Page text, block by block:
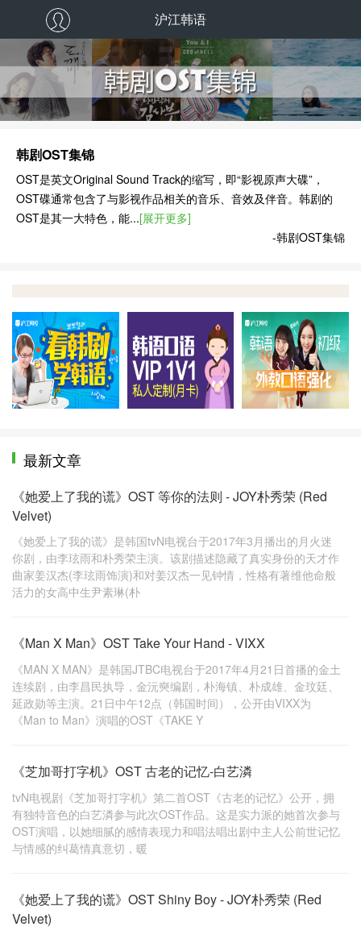
沪江韩语
韩剧OST集锦
OST是英文Original Sound Track的缩写，即“影视原声大碟”，
OST碟通常包含了与影视作品相关的音乐、音效及伴音。韩剧的
OST是其一大特色，能...[展开更多]
-韩剧OST集锦
让韩语口语华丽蜕变！
最新文章
《她爱上了我的谎》OST 等你的法则 - JOY朴秀荣 (Red
Velvet)
《她爱上了我的谎》是韩国tvN电视台于2017年3月播出的月火迷
你剧，由李玹雨和朴秀荣主演。该剧描述隐藏了真实身份的天才作
曲家姜汉杰(李玹雨饰演)和对姜汉杰一见钟情，性格有著维他命般
活力的女高中生尹素琳(朴
《Man X Man》OST Take Your Hand - VIXX
《MAN X MAN》是韩国JTBC电视台于2017年4月21日首播的金土
连续剧，由李昌民执导，金沅奭编剧，朴海镇、朴成雄、金玟廷、
延政勋等主演。21日中午12点（韩国时间），公开由VIXX为
《Man to Man》演唱的OST《TAKE Y
《芝加哥打字机》OST 古老的记忆-白艺潾
tvN电视剧《芝加哥打字机》第二首OST《古老的记忆》公开，拥
有独特音色的白艺潾参与此次OST作品。这是实力派的她首次参与
OST演唱，以她细腻的感情表现力和唱法唱出剧中主人公前世记忆
与情感的纠葛情真意切，暖
《她爱上了我的谎》OST Shiny Boy - JOY朴秀荣 (Red
Velvet)